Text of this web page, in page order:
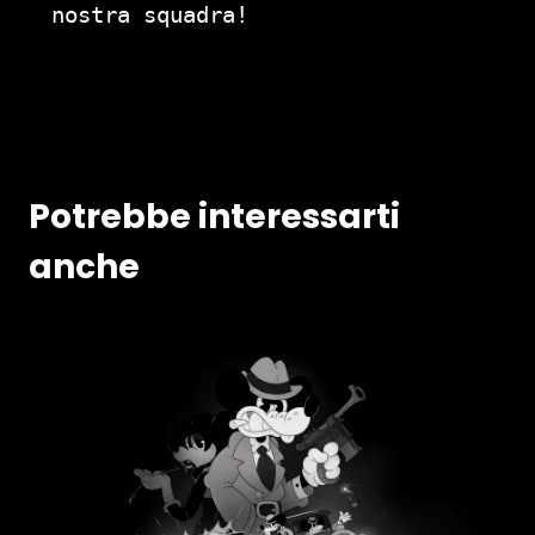
nostra squadra!
Potrebbe interessarti
anche